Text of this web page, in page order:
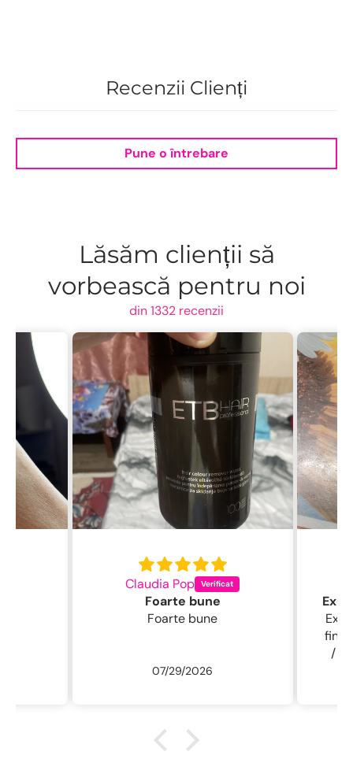
Recenzii Clienți
Pune o întrebare
Lăsăm clienții să
vorbească pentru noi
din 1332 recenzii
Claudia Pop
Foarte bune
Foarte bune
07/29/2026
Excelentă
fin ,
/